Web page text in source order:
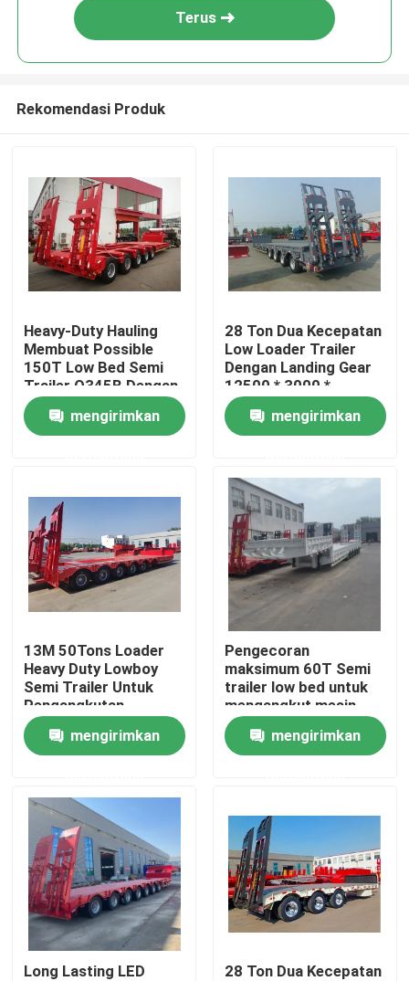
Produk
Video
Tur Pabrik
Kontrol kualitas
Hubungi kami
Permintaan Penawaran
Dump Truck Bekas
Truk Tipper Bekas
Terus
Rekomendasi Produk
Heavy-Duty Hauling
Membuat Possible
150T Low Bed Semi
Trailer Q345B Dengan
T700 Baja Main Beam
mengirimkan
28 Ton Dua Kecepatan
Low Loader Trailer
Dengan Landing Gear
12500 * 3000 *
1750mm
mengirimkan
13M 50Tons Loader
Heavy Duty Lowboy
Semi Trailer Untuk
Pengangkutan
Excavator Gooseneck
3 Axles Low bed
mengirimkan
Pengecoran
maksimum 60T Semi
trailer low bed untuk
mengangkut mesin
tugas berat
mengirimkan
Long Lasting LED
28 Ton Dua Kecepatan